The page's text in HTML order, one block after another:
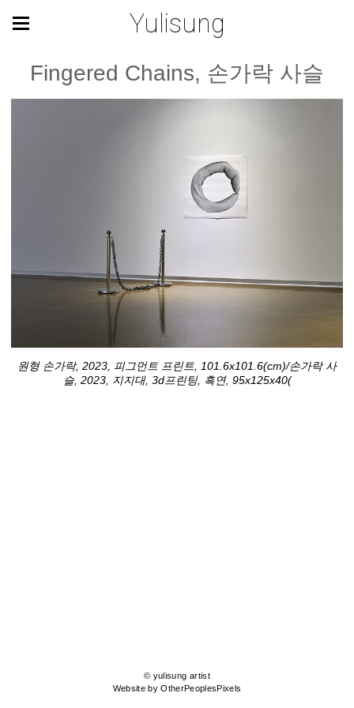
Yulisung
Fingered Chains, 손가락 사슬
원형 손가락, 2023, 피그먼트 프린트, 101.6x101.6(cm)/손가락 사
슬, 2023, 지지대, 3d프린팅, 흑연, 95x125x40(
© yulisung artist
Website by OtherPeoplesPixels